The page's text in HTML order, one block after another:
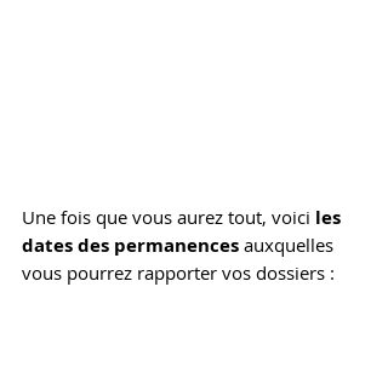
Une fois que vous aurez tout, voici les
dates des permanences auxquelles
vous pourrez rapporter vos dossiers :